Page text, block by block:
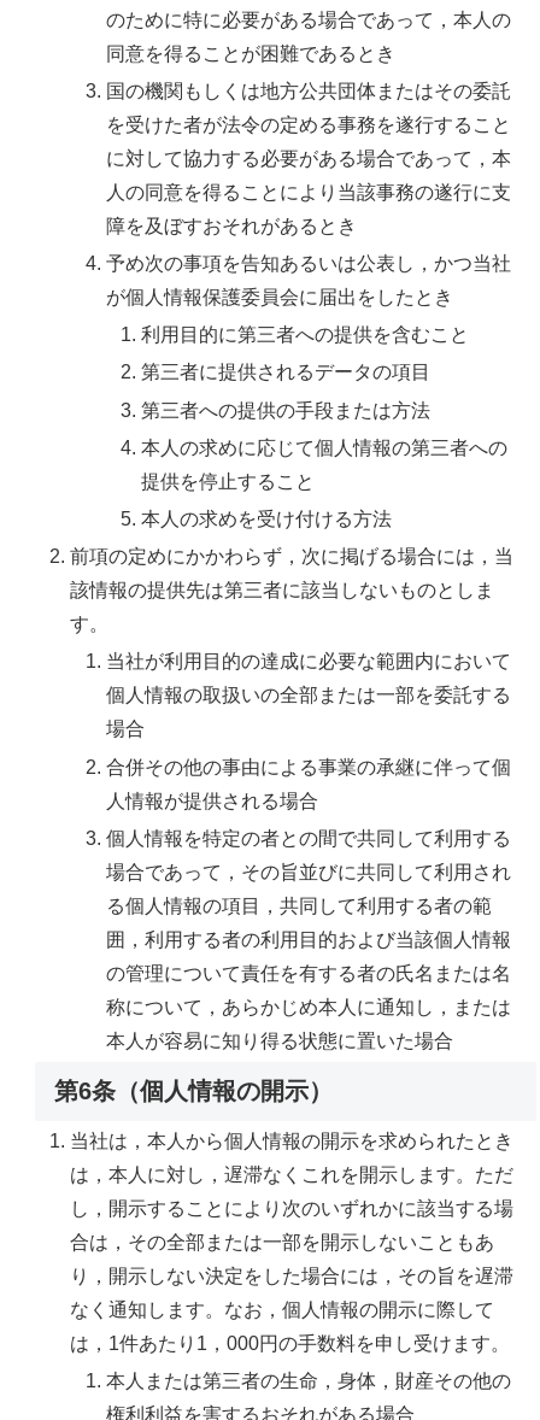
のために特に必要がある場合であって，本人の
同意を得ることが困難であるとき
国の機関もしくは地方公共団体またはその委託
を受けた者が法令の定める事務を遂行すること
に対して協力する必要がある場合であって，本
人の同意を得ることにより当該事務の遂行に支
障を及ぼすおそれがあるとき
予め次の事項を告知あるいは公表し，かつ当社
が個人情報保護委員会に届出をしたとき
利用目的に第三者への提供を含むこと
第三者に提供されるデータの項目
第三者への提供の手段または方法
本人の求めに応じて個人情報の第三者への
提供を停止すること
本人の求めを受け付ける方法
前項の定めにかかわらず，次に掲げる場合には，当
該情報の提供先は第三者に該当しないものとしま
す。
当社が利用目的の達成に必要な範囲内において
個人情報の取扱いの全部または一部を委託する
場合
合併その他の事由による事業の承継に伴って個
人情報が提供される場合
個人情報を特定の者との間で共同して利用する
場合であって，その旨並びに共同して利用され
る個人情報の項目，共同して利用する者の範
囲，利用する者の利用目的および当該個人情報
の管理について責任を有する者の氏名または名
称について，あらかじめ本人に通知し，または
本人が容易に知り得る状態に置いた場合
第6条（個人情報の開示）
当社は，本人から個人情報の開示を求められたとき
は，本人に対し，遅滞なくこれを開示します。ただ
し，開示することにより次のいずれかに該当する場
合は，その全部または一部を開示しないこともあ
り，開示しない決定をした場合には，その旨を遅滞
なく通知します。なお，個人情報の開示に際して
は，1件あたり1，000円の手数料を申し受けます。
本人または第三者の生命，身体，財産その他の
権利利益を害するおそれがある場合